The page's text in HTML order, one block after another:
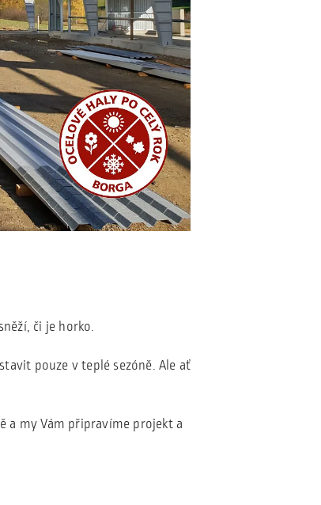
či je horko.
pouze v teplé sezóně. Ale ať
a my Vám připravíme projekt a